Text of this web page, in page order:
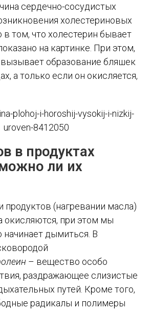
сердечно-сосудистых
холестериновых
том, что холестерин бывает
на картинке. При этом,
образование бляшек
а только если он окисляется,
в продуктах
ли их
продуктов (нагревании масла)
окисляются, при этом мы
начинает дымиться. В
– вещество особо
раздражающее слизистые
путей. Кроме того,
радикалы и полимеры